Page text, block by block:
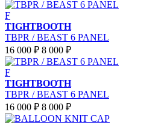
F
TIGHTBOOTH
TBPR / BEAST 6 PANEL
16 000 ₽ 8 000 ₽
F
TIGHTBOOTH
TBPR / BEAST 6 PANEL
16 000 ₽ 8 000 ₽